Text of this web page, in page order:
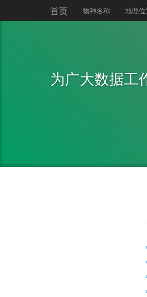
首页 物种名称 地理位
为广大数据工